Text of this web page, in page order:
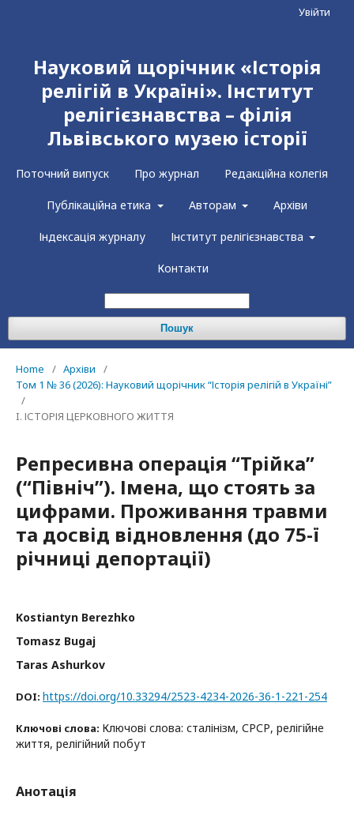
Науковий щорічник «Історія
релігій в Україні». Інститут
релігієзнавства – філія
Львівського музею історії
Поточний випуск Про журнал Редакційна колегія
Публікаційна етика Авторам Архіви
Індексація журналу Інститут релігієзнавства
Контакти
Пошук
Увійти
Home / Архіви
/
Том 1 № 36 (2026): Науковий щорічник “Історія релігій в Україні”
/
I. ІСТОРІЯ ЦЕРКОВНОГО ЖИТТЯ
Репресивна операція “Трійка”
(“Північ”). Імена, що стоять за
цифрами. Проживання травми
та досвід відновлення (до 75-ї
річниці депортації)
Kostiantyn Berezhko
Tomasz Bugaj
Taras Ashurkov
DOI: https://doi.org/10.33294/2523-4234-2026-36-1-221-254
Ключові слова: Ключові слова: сталінізм, СРСР, релігійне
життя, релігійний побут
Анотація